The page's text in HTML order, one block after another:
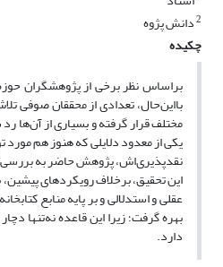
2دانش پژوه
چکیده
براساس نظر برخی از پژوهشگران
بااین‌حال، تعدادی از محققان صوفی
مختلف قرار گرفته و بسیاری از آن‌ها
یکی از معدود دلایلی که هنوز هم
نقدپذیری‌اش، پژوهش حاضر به بررسی
این تحقیق، برخلاف رویکردهای
عقلی و استدلالی و بر پایه منابع
بهره گرفت؛ زیرا این قاعده نه‌تنها
دارد.